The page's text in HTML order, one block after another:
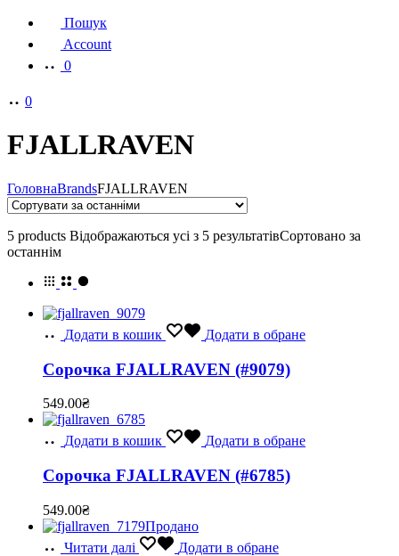
Пошук
Account
0
0
FJALLRAVEN
ГоловнаBrandsFJALLRAVEN
5 products Відображаються усі з 5 результатівСортовано за
останнім
Додати в кошик Додати в обране
Сорочка FJALLRAVEN (#9079)
549.00₴
Додати в кошик Додати в обране
Сорочка FJALLRAVEN (#6785)
549.00₴
Продано
Читати далі
Додати в обране